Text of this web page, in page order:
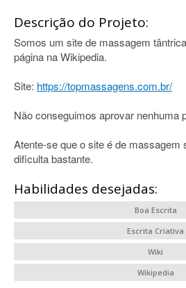
Descrição do Projeto:
Somos um site de massagem
página na Wikipedia.
Site: https://topmassagens.com.br/
Não conseguimos aprovar nenhuma
Atente-se que o site é de massagem
dificulta bastante.
Habilidades desejadas:
Boa Escrita
Escrita Criativa
Wiki
Wikipedia